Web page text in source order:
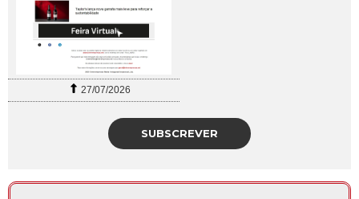
27/07/2026
SUBSCREVER